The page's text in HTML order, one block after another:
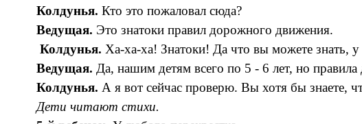
Колдунья. Кто это пожаловал сюда?
Ведущая. Это знатоки правил дорожного движения.
Колдунья. Ха-ха-ха! Знатоки! Да что вы можете знать,
Ведущая. Да, нашим детям всего по 5 - 6 лет, но
Колдунья. А я вот сейчас проверю. Вы хотя бы знаете,
Дети читают стихи.